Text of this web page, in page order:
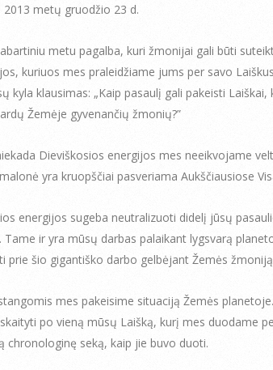
2013 metų gruodžio 23 d.
metu pagalba, kuri žmonijai gali būti
kuriuos mes praleidžiame jums per savo
kyla klausimas: „Kaip pasaulį gali pakeisti Laiškai,
Žemėje gyvenančių žmonių?”
Dieviškosios energijos mes neeikvojame
yra kruopščiai pasveriama Aukščiausiose
energijos sugeba neutralizuoti didelį jūsų
Tame ir yra mūsų darbas palaikant lygsvarą
prie šio gigantiško darbo gelbėjant Žemės
mes pakeisime situaciją Žemės
po vieną mūsų Laišką, kurį mes duodame
chronologinę seką, kaip jie buvo duoti.